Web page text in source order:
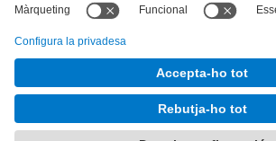
transferència, l'emprenedoria i la
Serveis per a empreses
© UPC Universitat Politècnica de Catalunya -